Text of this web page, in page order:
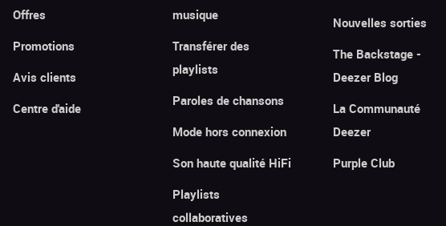
Offres
Promotions
Avis clients
Centre d'aide
musique
Transférer des
playlists
Paroles de chansons
Mode hors connexion
Son haute qualité HiFi
Playlists
collaboratives
Nouvelles sorties
The Backstage -
Deezer Blog
La Communauté
Deezer
Purple Club